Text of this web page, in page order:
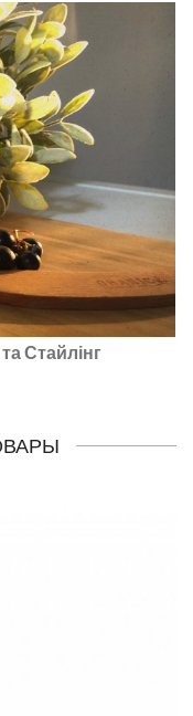
Стайлінг